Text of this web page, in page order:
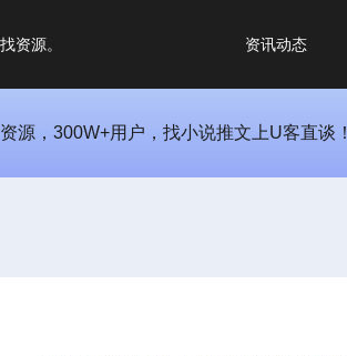
资源。 资讯动态
源，300W+用户，找小说推文上U客直谈！